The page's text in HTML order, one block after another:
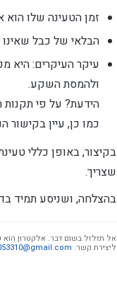
זמן הטעינה שלו הוא
הבלאי של כבל שאינו
ולהמסת השקע.
הידעת? על פי
כמו כן, עיין בקישור הנ"ל תקנה 9(ב1),
בקיצור, באופן כללי
שצריך.
בהצלחה, ושניסע תמיד
אל תזלזל בשום דבר. אלקטרון
ליצירת קשר: